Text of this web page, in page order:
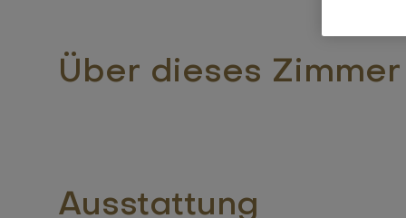
Über dieses Zimmer
Ausstattung